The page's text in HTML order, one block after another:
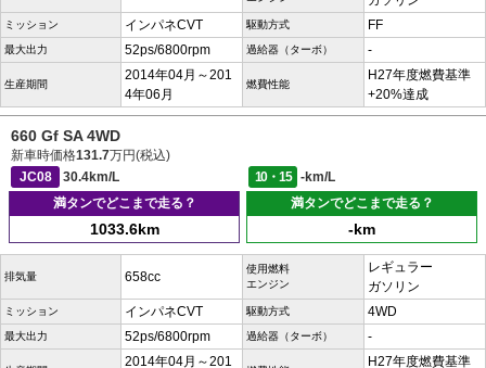
ミッション インパネCVT 駆動方式 FF
最大出力 52ps/6800rpm 過給器（ターボ） -
生産期間
2014年04月～201
4年06月
燃費性能
H27年度燃費基準
+20%達成
660 Gf SA 4WD
新車時価格131.7万円(税込)
JC08
30.4km/L 10・15
-km/L
満タンでどこまで走る？
1033.6km
満タンでどこまで走る？
-km
排気量 658cc
使用燃料
エンジン
レギュラー
ガソリン
ミッション インパネCVT 駆動方式 4WD
最大出力 52ps/6800rpm 過給器（ターボ） -
2014年04月～201
H27年度燃費基準